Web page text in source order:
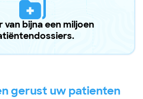
van bijna een miljoen
gerust uw patienten